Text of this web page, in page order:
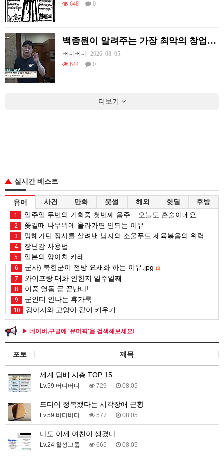
648
0
백종원이 알려주는 가장 최악의 창업과정 .JPG
버디버디
2026. 08. 05.
644
0
더보기
실시간 베스트
유머 사건 만화 웃썰 해외 핫딜 후방
1 일주일 두번의 기회중 첫번째 음주....오늘도 혼술이네요
2 쫒길때 나무위에 올라가면 안되는 이유
3 망해가던 장사를 살려낸 남자의 소울푸드 제육볶음의 위력 ㅋㅋ
4 장난감 사용법
5 일본의 양아치 카레
6 군사) 북한군이 전방 요새화 하는 이유.jpg (1)
7 와이프랑 대화 안한지 일주일째
8 이중 열돔 곧 끝난다!
9 군인티 안나는 휴가룩
10 강아지와 고양이 같이 키우기
▶ 네이버,구글에 '유머픽'을 검색해보세요!
포토 제목
세계 담배 시총 TOP 15
Lv.59 버디버디 729 08.05
드디어 정복했다는 시각장애 근황
Lv.59 버디버디 577 08.05
나도 이제 여친이 생겼다.
Lv.24 칠성그룹 665 08.05